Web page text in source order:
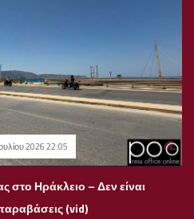
2026 22:05
στο Ηράκλειο – Δεν είναι
(vid)